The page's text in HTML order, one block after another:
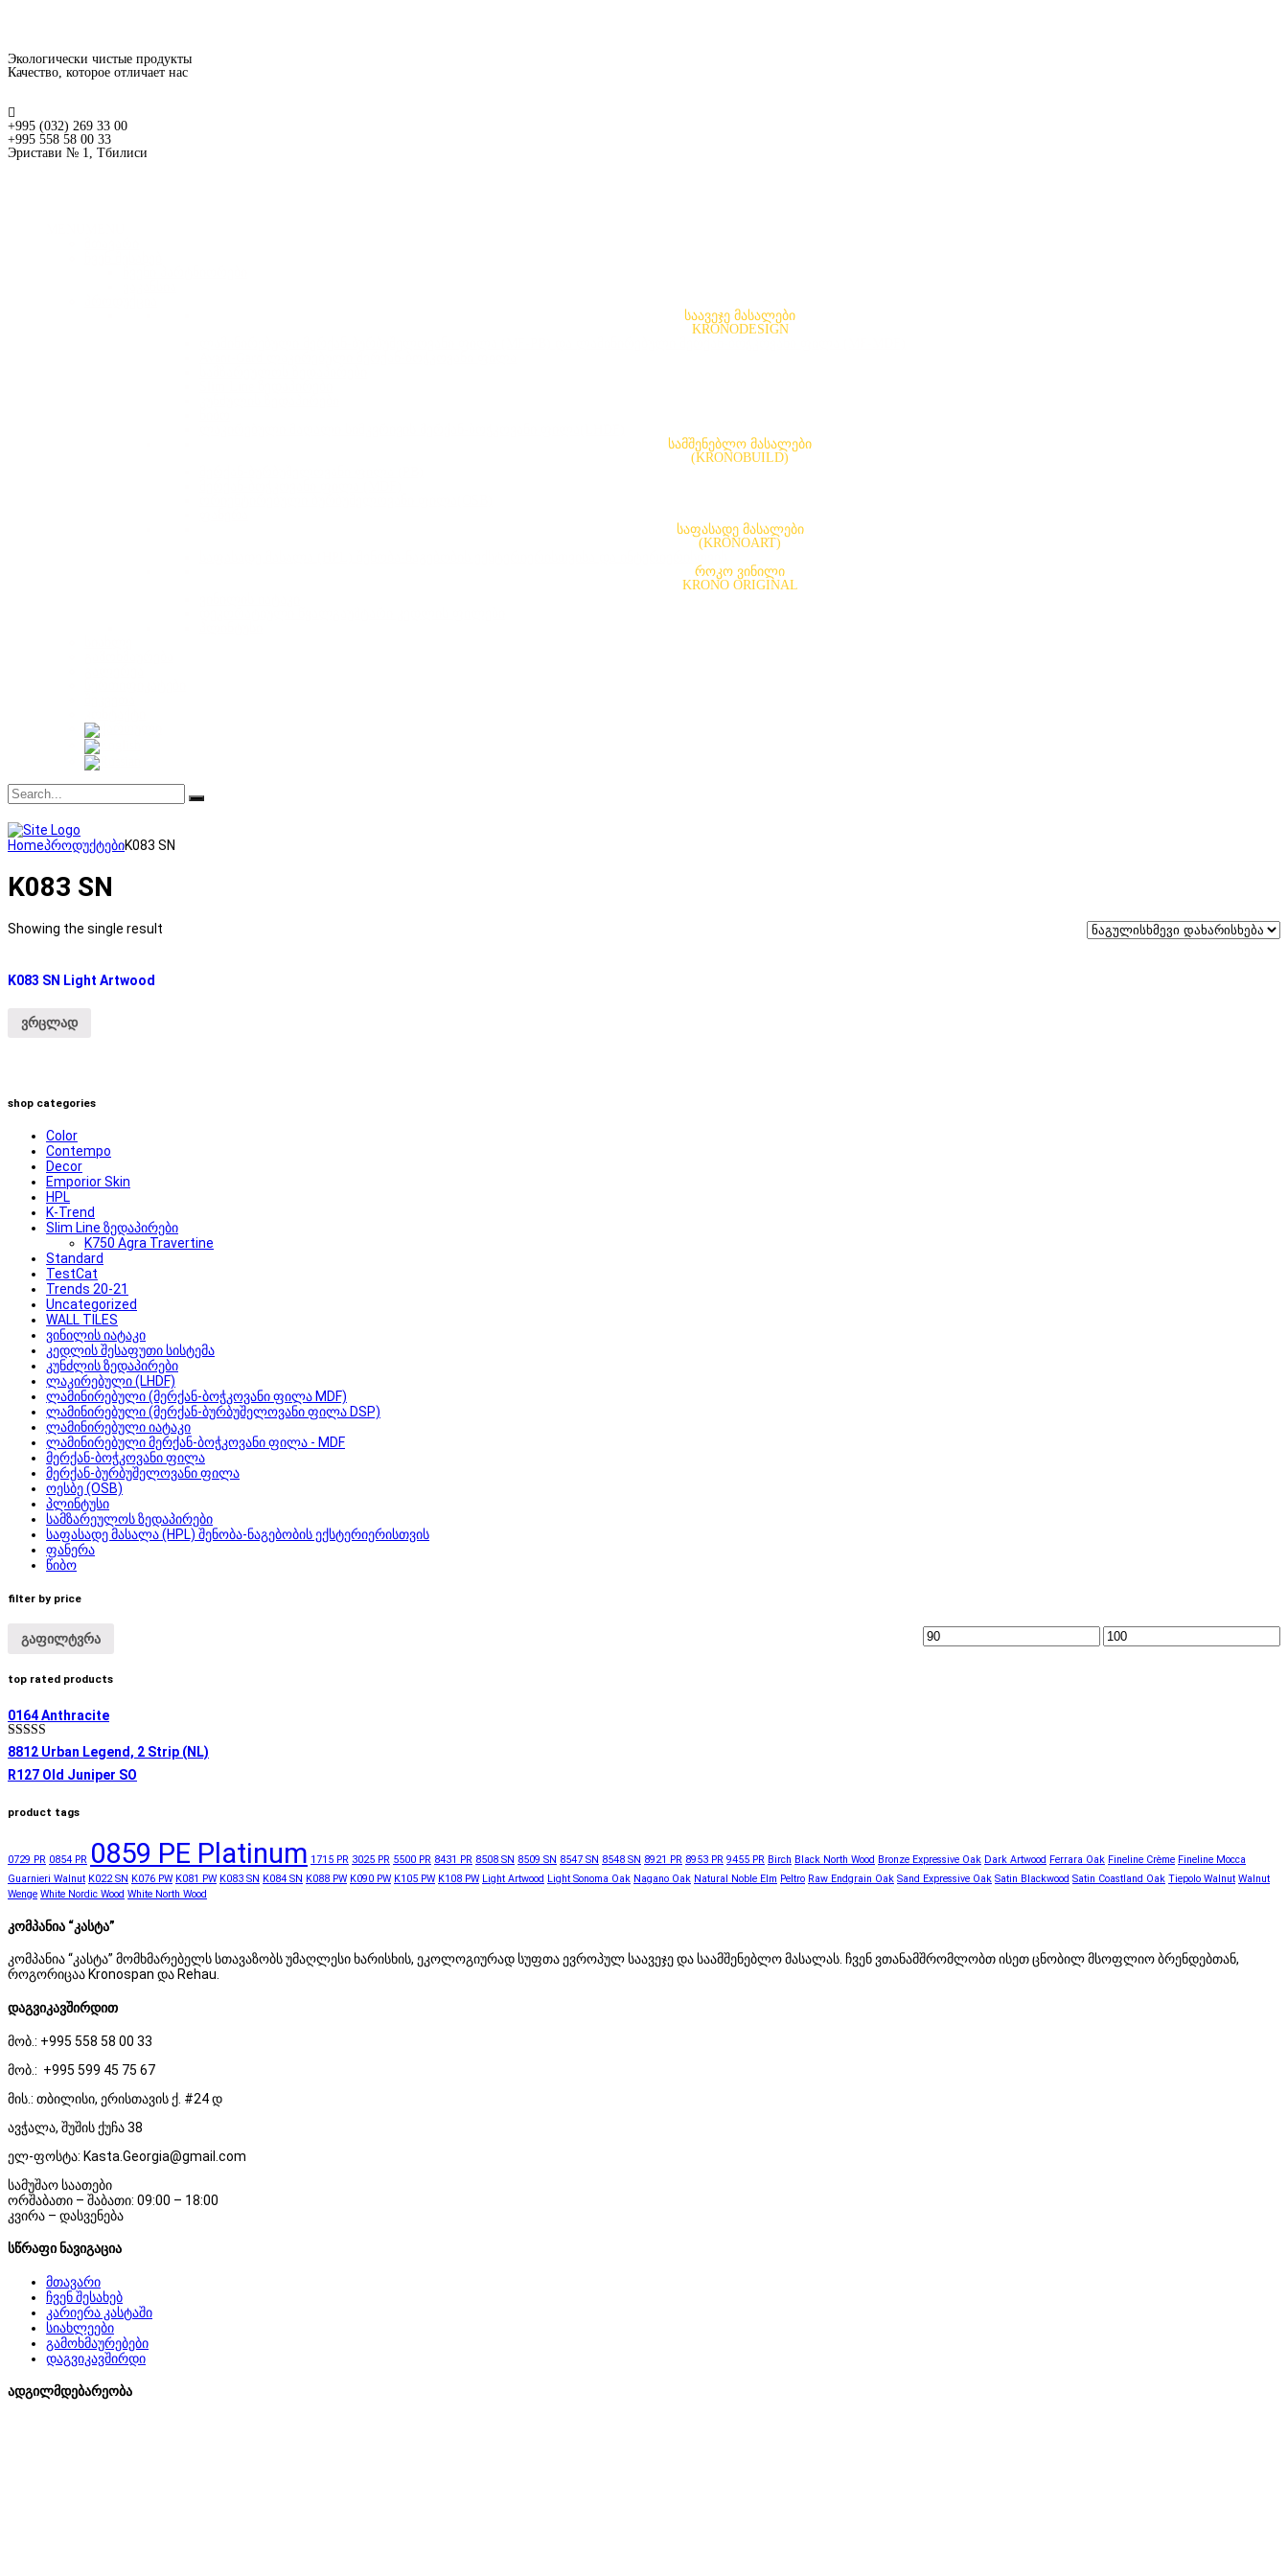
Экологически чистые продукты
Качество, которое отличает нас
+995 (032) 269 33 00
+995 558 58 00 33
Эристави № 1, Тбилиси
საავეჯე მასალები
KRONODESIGN
სამშენებლო მასალები
(KRONOBUILD)
საფასადე მასალები
(KRONOART)
როკო ვინილი
KRONO ORIGINAL
HomeპროდუქტებიK083 SN
K083 SN
Showing the single result
K083 SN Light Artwood
ვრცლად
shop categories
Color
Contempo
Decor
Emporior Skin
HPL
K-Trend
Slim Line ზედაპირები
K750 Agra Travertine
Standard
TestCat
Trends 20-21
Uncategorized
WALL TILES
ვინილის იატაკი
კედლის შესაფუთი სისტემა
კუნძლის ზედაპირები
ლაკირებული (LHDF)
ლამინირებული (მერქან-ბოჭკოვანი ფილა MDF)
ლამინირებული (მერქან-ბურბუშელოვანი ფილა DSP)
ლამინირებული იატაკი
ლამინირებული მერქან-ბოჭკოვანი ფილა - MDF
მერქან-ბოჭკოვანი ფილა
მერქან-ბურბუშელოვანი ფილა
ოესბე (OSB)
პლინტუსი
სამზარეულოს ზედაპირები
საფასადე მასალა (HPL) შენობა-ნაგებობის ექსტერიერისთვის
ფანერა
წიბო
filter by price
გაფილტვრა
top rated products
0164 Anthracite
შეფასება
5.00
8812 Urban Legend, 2 Strip (NL)
R127 Old Juniper SO
product tags
0729 PR 0854 PR 0859 PE Platinum 1715 PR 3025 PR 5500 PR 8431 PR 8508 SN 8509 SN 8547 SN 8548 SN 8921 PR 8953 PR 9455 PR Birch Black North Wood Bronze Expressive Oak Dark Artwood Ferrara Oak Fineline Crème Fineline Mocca
Guarnieri Walnut K022 SN K076 PW K081 PW K083 SN K084 SN K088 PW K090 PW K105 PW K108 PW Light Artwood Light Sonoma Oak Nagano Oak Natural Noble Elm Peltro Raw Endgrain Oak Sand Expressive Oak Satin Blackwood Satin Coastland Oak Tiepolo Walnut Walnut
Wenge White Nordic Wood White North Wood
კომპანია “კასტა”
კომპანია “კასტა” მომხმარებელს სთავაზობს უმაღლესი ხარისხის, ეკოლოგიურად სუფთა ევროპულ საავეჯე და საამშენებლო მასალას. ჩვენ ვთანამშრომლობთ ისეთ ცნობილ მსოფლიო ბრენდებთან,
როგორიცაა Kronospan და Rehau.
დაგვიკავშირდით
მობ.: +995 558 58 00 33
მობ.: +995 599 45 75 67
მის.: თბილისი, ერისთავის ქ. #24 დ
ავჭალა, შუშის ქუჩა 38
ელ-ფოსტა: Kasta.Georgia@gmail.com
სამუშაო საათები
ორშაბათი – შაბათი: 09:00 – 18:00
კვირა – დასვენება
სწრაფი ნავიგაცია
მთავარი
ჩვენ შესახებ
კარიერა კასტაში
სიახლეები
გამოხმაურებები
დაგვიკავშირდი
ადგილმდებარეობა